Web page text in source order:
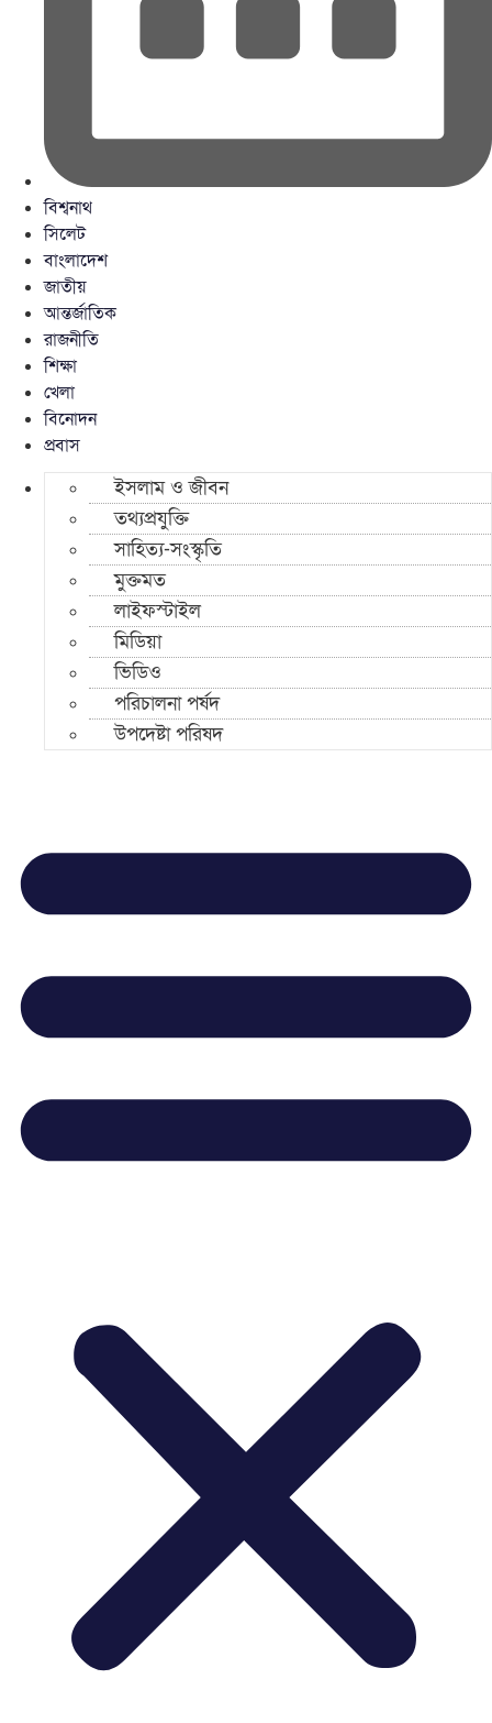
বিশ্বনাথ
সিলেট
বাংলাদেশ
জাতীয়
আন্তর্জাতিক
রাজনীতি
শিক্ষা
খেলা
বিনোদন
প্রবাস
ইসলাম ও জীবন
তথ্যপ্রযুক্তি
সাহিত্য-সংস্কৃতি
মুক্তমত
লাইফস্টাইল
মিডিয়া
ভিডিও
পরিচালনা পর্ষদ
উপদেষ্টা পরিষদ